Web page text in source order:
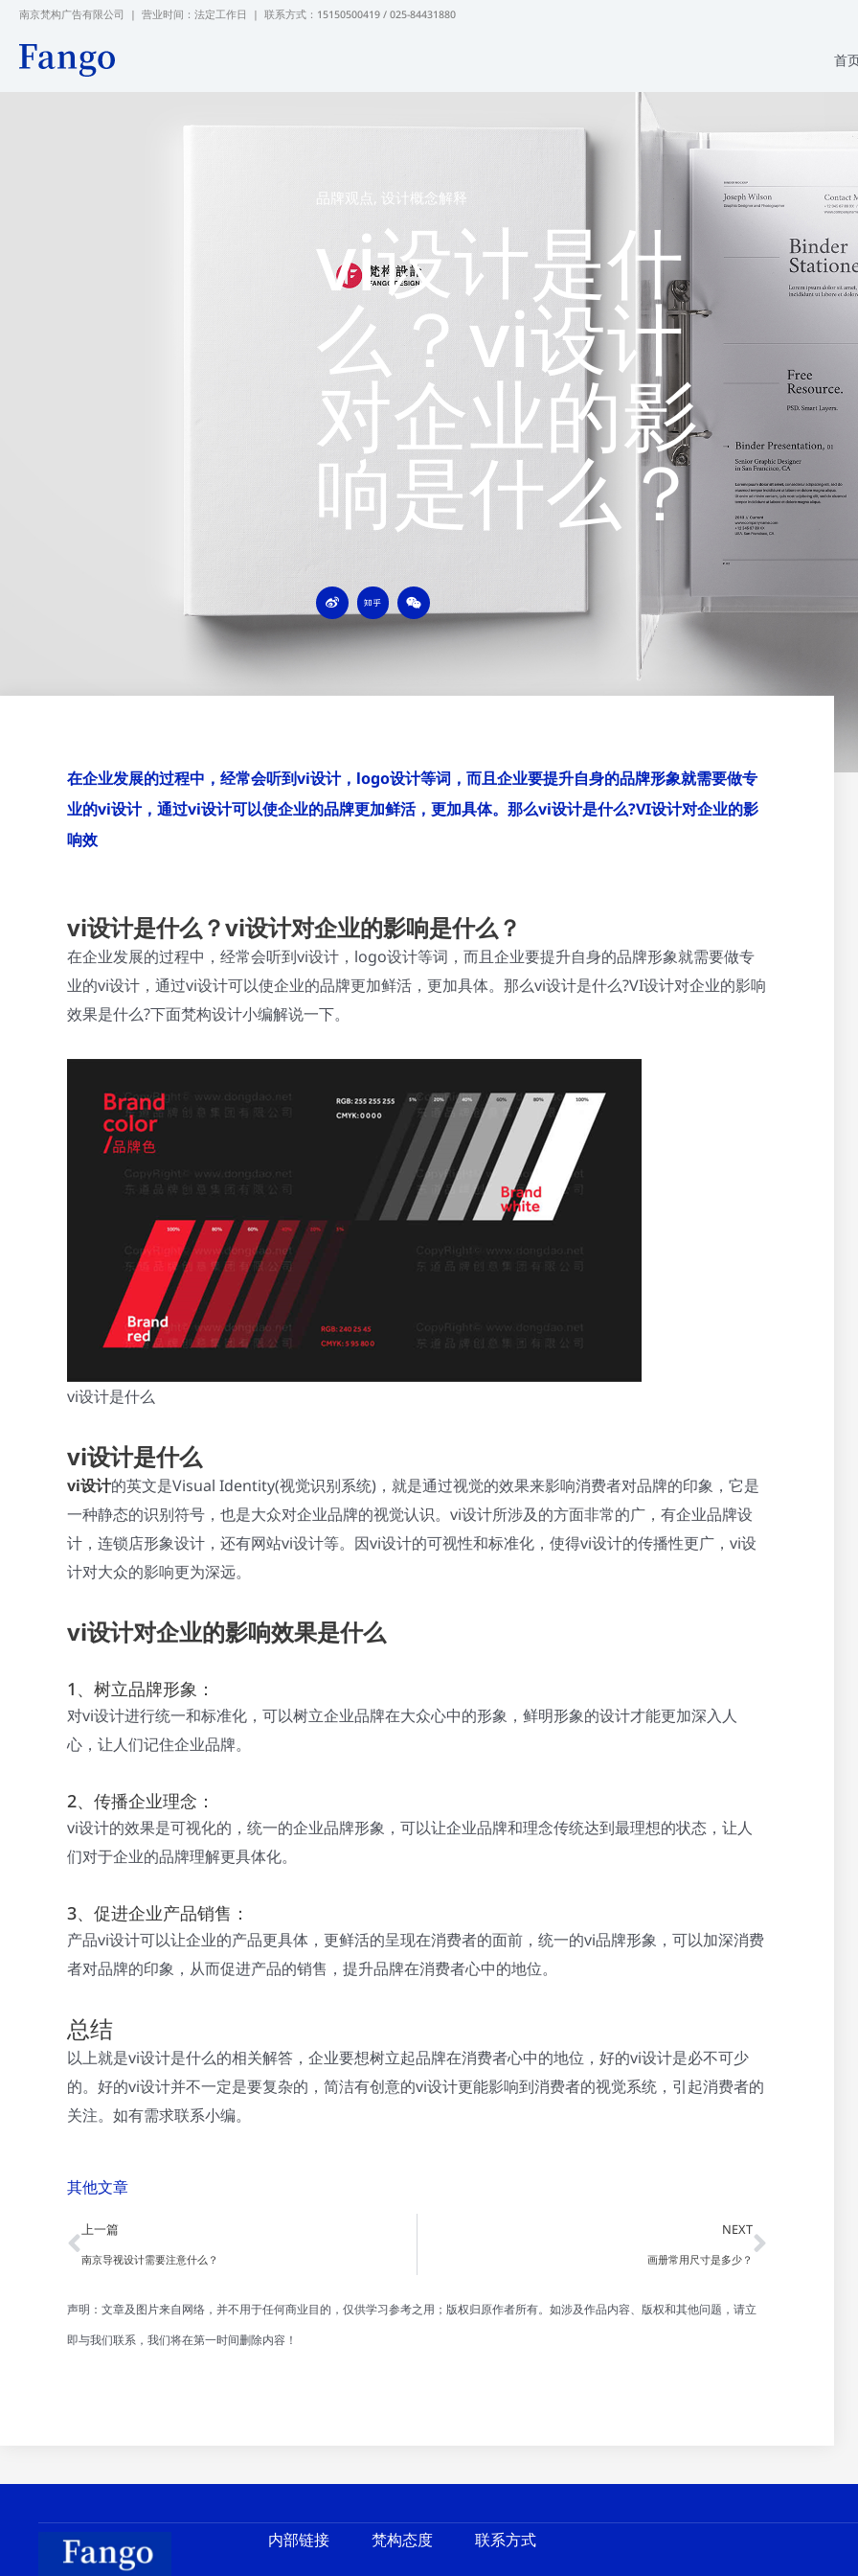
南京梵构广告有限公司 | 营业时间：法定工作日 | 联系方式：15150500419 / 025-84431880
首
品牌观点, 设计概念解释
vi设计是什
么？vi设计
对企业的影
响是什么？
W
e
i
b
o
Z
h
i
h
u
W
e
i
x
i
在企业发展的过程中，经常会听到vi设计，logo设计等词，而且企业要提升自身的品牌形象就需要做专
业的vi设计，通过vi设计可以使企业的品牌更加鲜活，更加具体。那么vi设计是什么?VI设计对企业的影
响效
vi设计是什么？vi设计对企业的影响是什么？
在企业发展的过程中，经常会听到vi设计，logo设计等词，而且企业要提升自身的品牌形象就需要做专
业的vi设计，通过vi设计可以使企业的品牌更加鲜活，更加具体。那么vi设计是什么?VI设计对企业的影响
效果是什么?下面梵构设计小编解说一下。
vi设计是什么
vi设计是什么
vi设计的英文是Visual Identity(视觉识别系统)，就是通过视觉的效果来影响消费者对品牌的印象，它是
一种静态的识别符号，也是大众对企业品牌的视觉认识。vi设计所涉及的方面非常的广，有企业品牌设
计，连锁店形象设计，还有网站vi设计等。因vi设计的可视性和标准化，使得vi设计的传播性更广，vi设
计对大众的影响更为深远。
vi设计对企业的影响效果是什么
1、树立品牌形象：
对vi设计进行统一和标准化，可以树立企业品牌在大众心中的形象，鲜明形象的设计才能更加深入人
心，让人们记住企业品牌。
2、传播企业理念：
vi设计的效果是可视化的，统一的企业品牌形象，可以让企业品牌和理念传统达到最理想的状态，让人
们对于企业的品牌理解更具体化。
3、促进企业产品销售：
产品vi设计可以让企业的产品更具体，更鲜活的呈现在消费者的面前，统一的vi品牌形象，可以加深消费
者对品牌的印象，从而促进产品的销售，提升品牌在消费者心中的地位。
总结
以上就是vi设计是什么的相关解答，企业要想树立起品牌在消费者心中的地位，好的vi设计是必不可少
的。好的vi设计并不一定是要复杂的，简洁有创意的vi设计更能影响到消费者的视觉系统，引起消费者的
关注。如有需求联系小编。
其他文章
Prev
上一篇
南京导视设计需要注意什么？
NEXT
画册常用尺寸是多少？
Next
声明：文章及图片来自网络，并不用于任何商业目的，仅供学习参考之用；版权归原作者所有。如涉及作品内容、版权和其他问题，请立
即与我们联系，我们将在第一时间删除内容！
内部链接 梵构态度 联系方式